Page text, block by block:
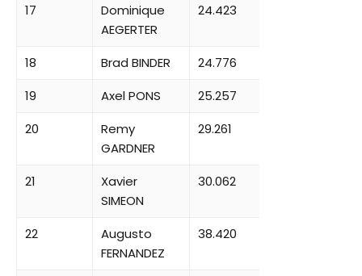
17
Dominique
AEGERTER
24.423
18 Brad BINDER
24.776
19
Axel PONS
25.257
20
Remy
GARDNER
29.261
21
Xavier
SIMEON
30.062
22
Augusto
FERNANDEZ
38.420